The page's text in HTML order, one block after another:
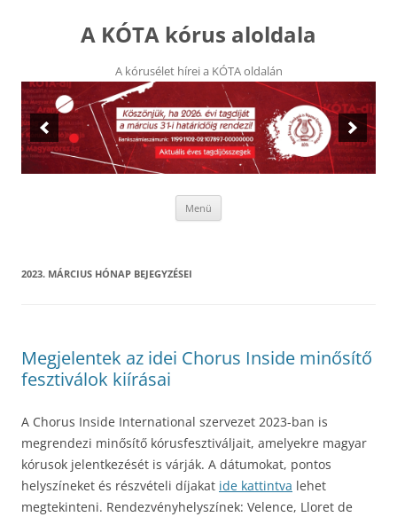
tartalombaA KÓTA kórus aloldala
A kórusélet hírei a KÓTA oldalán
Menü
2023. MÁRCIUS HÓNAP BEJEGYZÉSEI
Megjelentek az idei Chorus Inside minősítő
fesztiválok kiírásai
A Chorus Inside International szervezet 2023-ban is
megrendezi minősítő kórusfesztiváljait, amelyekre magyar
kórusok jelentkezését is várják. A dátumokat, pontos
helyszíneket és részvételi díjakat ide kattintva lehet
megtekinteni. Rendezvényhelyszínek: Velence, Lloret de